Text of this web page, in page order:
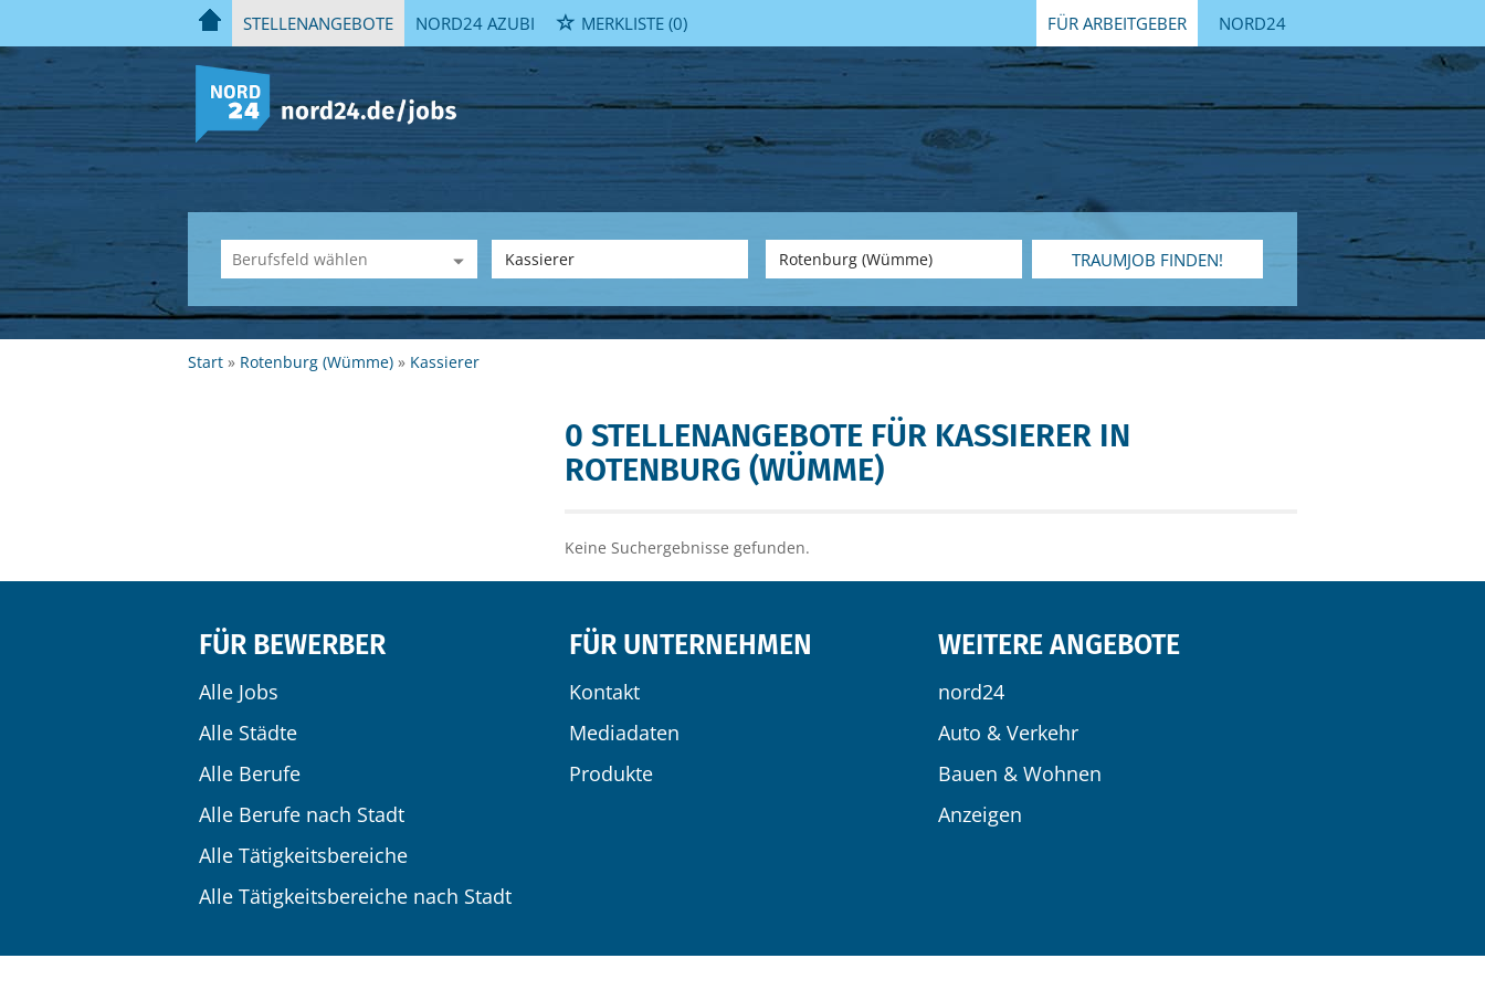
STELLENANGEBOTE NORD24 AZUBI MERKLISTE (0) FÜR ARBEITGEBER NORD24
TRAUMJOB FINDEN!
Start Rotenburg (Wümme) Kassierer
0 STELLENANGEBOTE FÜR KASSIERER IN
ROTENBURG (WÜMME)
Keine Suchergebnisse gefunden.
FÜR BEWERBER
Alle Jobs
Alle Städte
Alle Berufe
Alle Berufe nach Stadt
Alle Tätigkeitsbereiche
Alle Tätigkeitsbereiche nach Stadt
FÜR UNTERNEHMEN
Kontakt
Mediadaten
Produkte
WEITERE ANGEBOTE
nord24
Auto & Verkehr
Bauen & Wohnen
Anzeigen